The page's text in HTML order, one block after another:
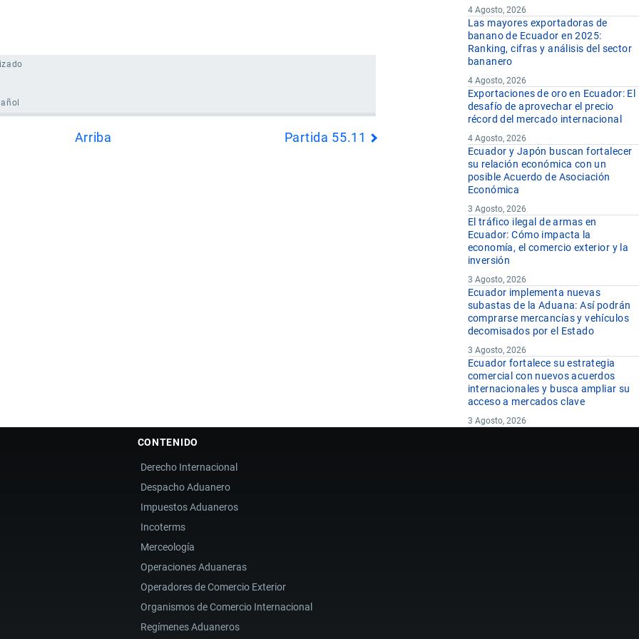
Arriba Partida 55.11
4 Agosto, 2026
Las mayores exportadoras de
banano de Ecuador en 2025:
Ranking, cifras y análisis del sector
bananero
4 Agosto, 2026
Exportaciones de oro en Ecuador: El
desafío de aprovechar el precio
récord del mercado internacional
4 Agosto, 2026
Ecuador y Japón buscan fortalecer
su relación económica con un
posible Acuerdo de Asociación
Económica
3 Agosto, 2026
El tráfico ilegal de armas en
Ecuador: Cómo impacta la
economía, el comercio exterior y la
inversión
3 Agosto, 2026
Ecuador implementa nuevas
subastas de la Aduana: Así podrán
comprarse mercancías y vehículos
decomisados por el Estado
3 Agosto, 2026
Ecuador fortalece su estrategia
comercial con nuevos acuerdos
internacionales y busca ampliar su
acceso a mercados clave
3 Agosto, 2026
CONTENIDO
Derecho Internacional
Despacho Aduanero
Impuestos Aduaneros
Incoterms
Merceología
Operaciones Aduaneras
Operadores de Comercio Exterior
Organismos de Comercio Internacional
Regímenes Aduaneros